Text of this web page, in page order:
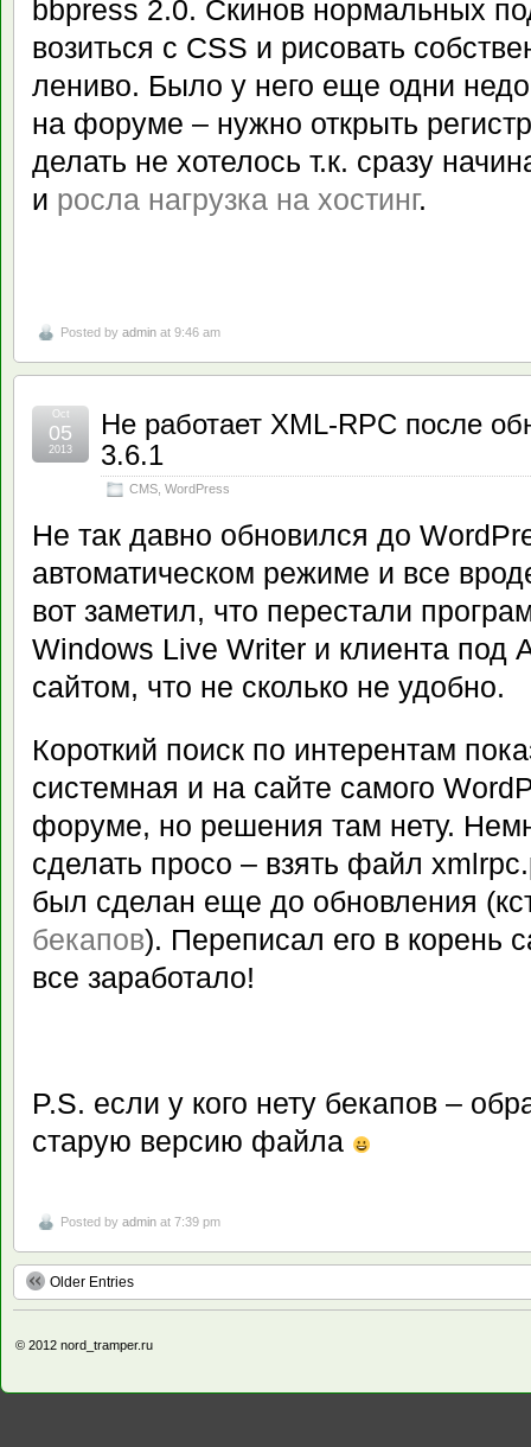
bbpress 2.0. Скинов нормальных
возиться с CSS и рисовать
лениво. Было у него еще одни
на форуме – нужно открыть
делать не хотелось т.к. сразу
и росла нагрузка на хостинг.
Posted by admin at 9:46 am
Не работает XML-RPC после
3.6.1
CMS WordPress
Oct
05
2013
Не так давно обновился до
автоматическом режиме и все
вот заметил, что перестали
Windows Live Writer и клиента под
сайтом, что не сколько не удобно.
Короткий поиск по интерентам
системная и на сайте самого
форуме, но решения там нету.
сделать просо – взять файл
был сделан еще до обновления
бекапов). Переписал его в корень
все заработало!
P.S. если у кого нету бекапов –
старую версию файла
Posted by admin at 7:39 pm
Older Entries
© 2012 nord_tramper.ru